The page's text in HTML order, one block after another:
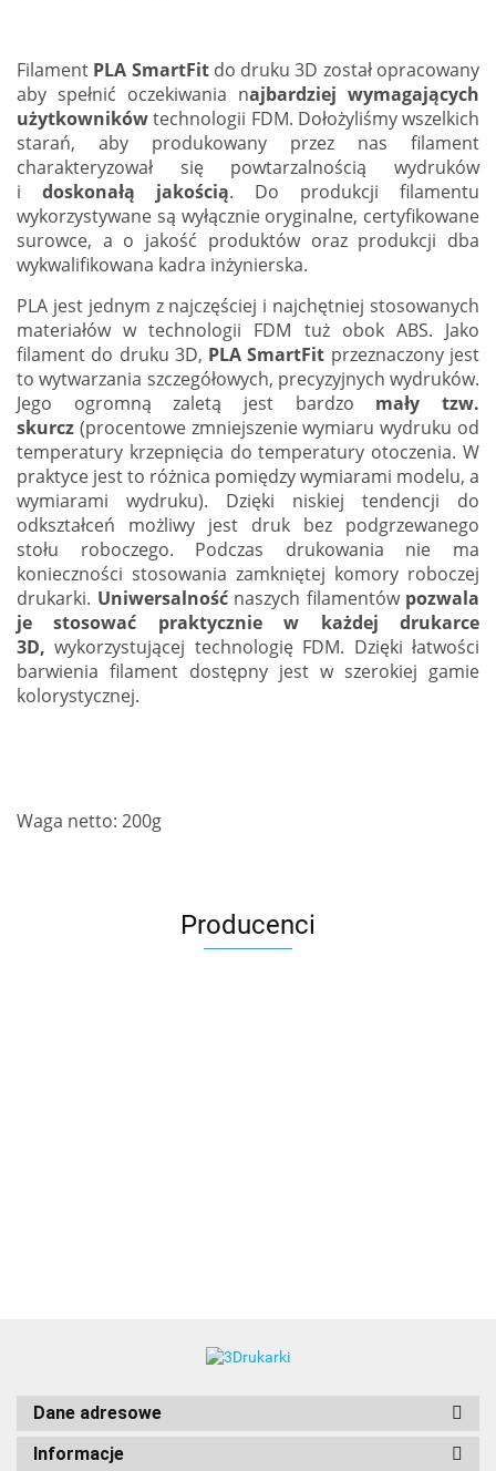
Filament PLA SmartFitdo druku 3D został opracowany
aby spełnić oczekiwania najbardziej wymagających
użytkownikówtechnologii FDM. Dołożyliśmy wszelkich
starań, aby produkowany przez nas filament
charakteryzował się powtarzalnością wydruków
i doskonałą jakością. Do produkcji filamentu
wykorzystywane są wyłącznie oryginalne, certyfikowane
surowce, a o jakość produktów oraz produkcji dba
wykwalifikowana kadra inżynierska.
PLA jest jednym z najczęściej i najchętniej stosowanych
materiałów w technologii FDM tuż obok ABS. Jako
filament do druku 3D, PLA SmartFit przeznaczony jest
to wytwarzania szczegółowych, precyzyjnych wydruków.
Jego ogromną zaletą jest bardzo mały tzw.
skurcz (procentowe zmniejszenie wymiaru wydruku od
temperatury krzepnięcia do temperatury otoczenia. W
praktyce jest to różnica pomiędzy wymiarami modelu, a
wymiarami wydruku). Dzięki niskiej tendencji do
odkształceń możliwy jest druk bez podgrzewanego
stołu roboczego. Podczas drukowania nie ma
konieczności stosowania zamkniętej komory roboczej
drukarki. Uniwersalnośćnaszych filamentów pozwala
je stosować praktycznie w każdej drukarce
3D, wykorzystującej technologię FDM. Dzięki łatwości
barwienia filament dostępny jest w szerokiej gamie
kolorystycznej.
Waga netto: 200g
Producenci
Dane adresowe
Informacje